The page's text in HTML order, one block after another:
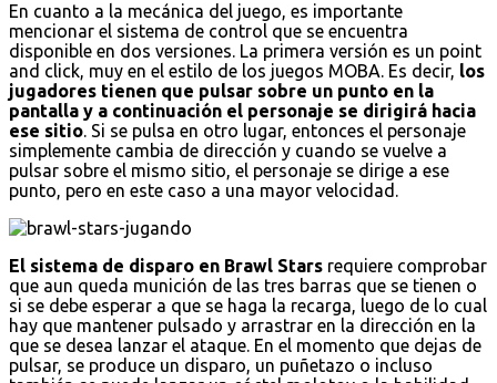
En cuanto a la mecánica del juego, es importante
mencionar el sistema de control que se encuentra
disponible en dos versiones. La primera versión es un point
and click, muy en el estilo de los juegos MOBA. Es decir, los
jugadores tienen que pulsar sobre un punto en la
pantalla y a continuación el personaje se dirigirá hacia
ese sitio. Si se pulsa en otro lugar, entonces el personaje
simplemente cambia de dirección y cuando se vuelve a
pulsar sobre el mismo sitio, el personaje se dirige a ese
punto, pero en este caso a una mayor velocidad.
El sistema de disparo en Brawl Stars requiere comprobar
que aun queda munición de las tres barras que se tienen o
si se debe esperar a que se haga la recarga, luego de lo cual
hay que mantener pulsado y arrastrar en la dirección en la
que se desea lanzar el ataque. En el momento que dejas de
pulsar, se produce un disparo, un puñetazo o incluso